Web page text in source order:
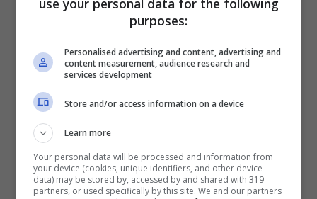
Anche se sembra impossibile da credere, si
tratta proprio della conduttrice di
“Pomeriggio Cinque”
L’ultima intervista che la showgirl rilasciò alla
trasmissione risale allo scorso 1° dicembre,
use your personal data for the following
purposes:
Personalised advertising and content, advertising and
content measurement, audience research and
services development
Store and/or access information on a device
Learn more
Your personal data will be processed and information from
your device (cookies, unique identifiers, and other device
data) may be stored by, accessed by and shared with 319
partners, or used specifically by this site. We and our partners